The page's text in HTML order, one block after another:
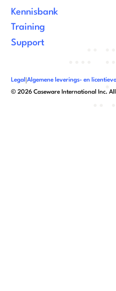
Kennisbank
Training
Support
©2026 Caseware International Inc.
Legal |Algemene leverings- en